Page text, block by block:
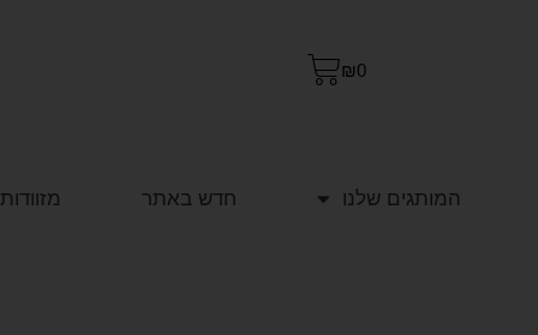
₪0
המותגים שלנו חדש באתר מזוודות